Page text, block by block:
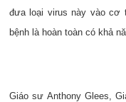
đưa loại virus này vào cơ
bệnh là hoàn toàn có khả
Giáo sư Anthony Glees,